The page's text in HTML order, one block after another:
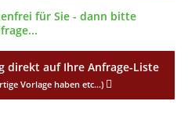
für Sie - dann bitte
direkt auf Ihre Anfrage-Liste
Vorlage haben etc...)